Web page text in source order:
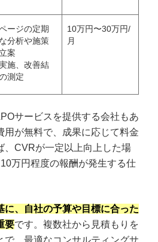
ページの定期
分析や施策
案
実施、改善結
測定
10万円〜30万円/
月
サービスを提供する会社もあ
用が無料で、成果に応じて料金
、CVRが一定以上向上した場
万円程度の報酬が発生する仕
に、自社の予算や目標に合った
要です。複数社から見積もりを
で、最適なコンサルティングサ